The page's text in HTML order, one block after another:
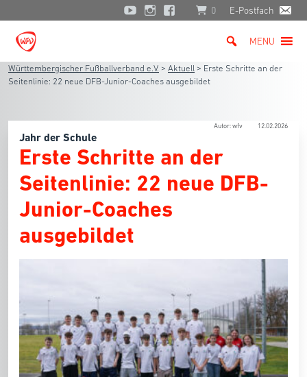
0 E-Postfach
MENU
Württembergischer Fußballverband e.V. > Aktuell > Erste Schritte an der
Seitenlinie: 22 neue DFB-Junior-Coaches ausgebildet
Autor: wfv 12.02.2026
Jahr der Schule
Erste Schritte an der
Seitenlinie: 22 neue DFB-
Junior-Coaches
ausgebildet